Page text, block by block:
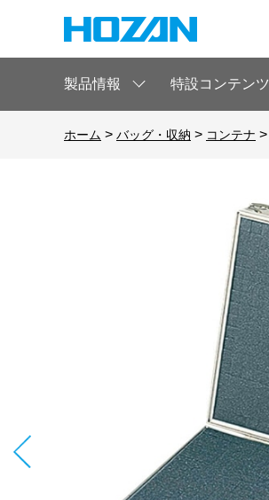
製品情報 特設コンテンツ
ホーム > バッグ・収納 > コンテナ >